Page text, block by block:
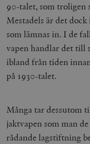
90-talet, som troligen
Mestadels är det
som lämnas in. I de
vapen handlar det till
ibland från tiden
på 1930-talet.
Många tar dessutom
jaktvapen som man
rådande lagstiftning